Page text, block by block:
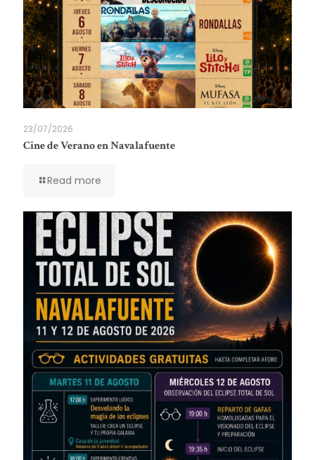
23/07/2026
Cine de Verano en Navalafuente
Read more